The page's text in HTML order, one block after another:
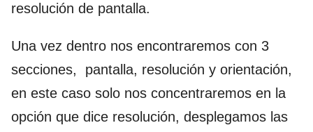
resolución de pantalla.
Una vez dentro nos encontraremos con 3
secciones, pantalla, resolución y orientación,
en este caso solo nos concentraremos en la
opción que dice resolución, desplegamos las